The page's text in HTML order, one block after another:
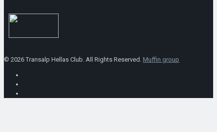
© 2026 Transalp Hellas Club. All Rights Reserved. Muffin group